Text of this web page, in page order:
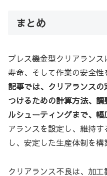
まとめ
プレス機金型クリアラン
寿命、そして作業の安全性
記事では、クリアランス
つけるための計算方法、
ルシューティングまで、幅
アランスを設定し、維持
し、安定した生産体制を構
クリアランス不良は、加